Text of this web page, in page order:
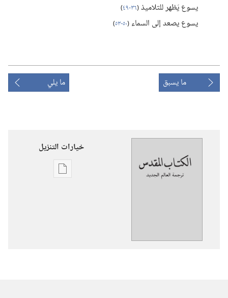
يسوع يَظهر للتلاميذ(‏٣٦-‏٤٩ )‏
يسوع يصعد إلى السماء (‏٥٠-‏٥٣ )‏
ما يسبق ما يلي
خيارات التنزيل
خيارات